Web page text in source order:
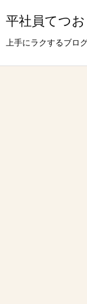
平社員てつお
上手にラクするブロ